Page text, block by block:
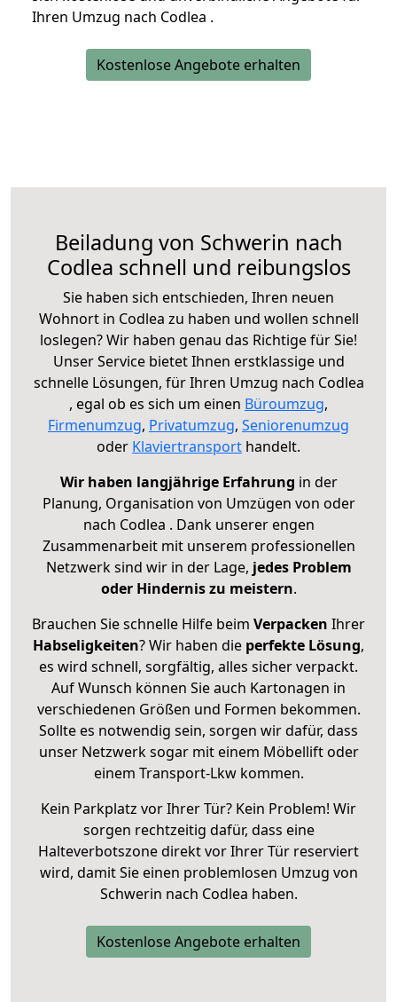
Ihren Umzug nach Codlea .
Kostenlose Angebote erhalten
Beiladung von Schwerin nach
Codlea schnell und reibungslos
Sie haben sich entschieden, Ihren neuen
Wohnort in Codlea zu haben und wollen schnell
loslegen? Wir haben genau das Richtige für Sie!
Unser Service bietet Ihnen erstklassige und
schnelle Lösungen, für Ihren Umzug nach Codlea
, egal ob es sich um einen Büroumzug,
Firmenumzug, Privatumzug, Seniorenumzug
oder Klaviertransport handelt.
Wir haben langjährige Erfahrung in der
Planung, Organisation von Umzügen von oder
nach Codlea . Dank unserer engen
Zusammenarbeit mit unserem professionellen
Netzwerk sind wir in der Lage, jedes Problem
oder Hindernis zu meistern.
Brauchen Sie schnelle Hilfe beim Verpacken Ihrer
Habseligkeiten? Wir haben die perfekte Lösung,
es wird schnell, sorgfältig, alles sicher verpackt.
Auf Wunsch können Sie auch Kartonagen in
verschiedenen Größen und Formen bekommen.
Sollte es notwendig sein, sorgen wir dafür, dass
unser Netzwerk sogar mit einem Möbellift oder
einem Transport-Lkw kommen.
Kein Parkplatz vor Ihrer Tür? Kein Problem! Wir
sorgen rechtzeitig dafür, dass eine
Halteverbotszone direkt vor Ihrer Tür reserviert
wird, damit Sie einen problemlosen Umzug von
Schwerin nach Codlea haben.
Kostenlose Angebote erhalten